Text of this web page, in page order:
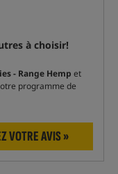
à choisir!
- Range Hemp et
programme de
VOTRE AVIS »